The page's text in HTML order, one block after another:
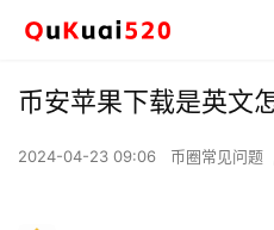
币安苹果下载是英文
2024-04-23 09:06 币圈常见问题